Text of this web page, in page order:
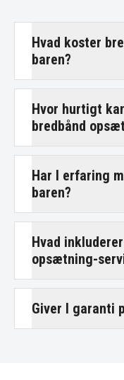
Hvad koster
baren?
Hvor hurtigt
bredbånd
Har I erfaring
baren?
Hvad
opsætning-
Giver I garanti